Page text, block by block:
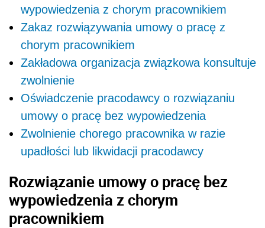
wypowiedzenia z chorym pracownikiem
Zakaz rozwiązywania umowy o pracę z
chorym pracownikiem
Zakładowa organizacja związkowa konsultuje
zwolnienie
Oświadczenie pracodawcy o rozwiązaniu
umowy o pracę bez wypowiedzenia
Zwolnienie chorego pracownika w razie
upadłości lub likwidacji pracodawcy
Rozwiązanie umowy o pracę bez
wypowiedzenia z chorym
pracownikiem